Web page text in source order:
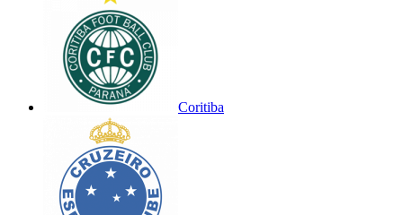
Coritiba